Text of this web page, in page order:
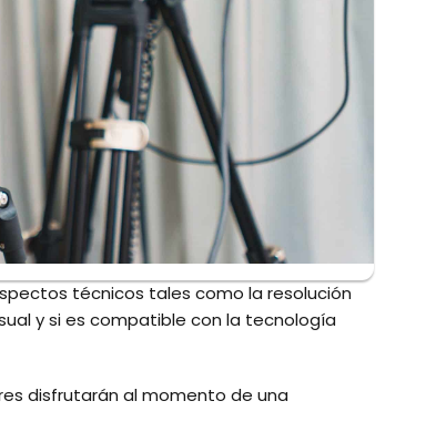
técnicos tales como la resolución
y si es compatible con la tecnología
disfrutarán al momento de una